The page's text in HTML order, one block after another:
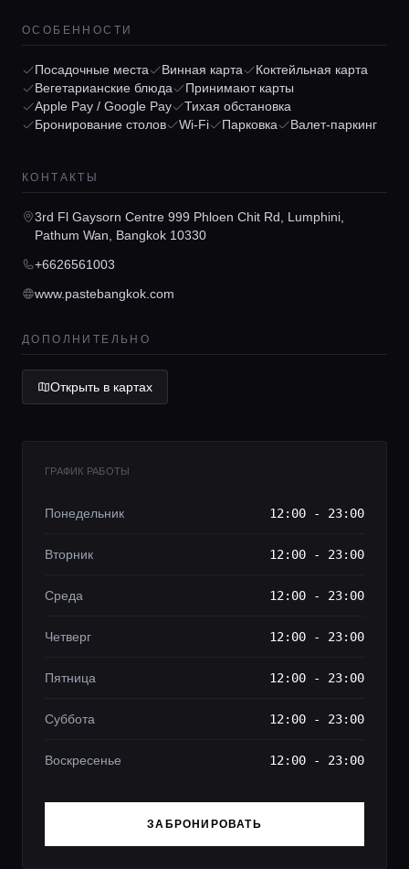
Локации
Гиды
Консьерж сервис
Lifestyle журнал
ОСОБЕННОСТИ
Посадочные места Винная карта
Коктейльная карта
Вегетарианские блюда
Принимают карты
Apple Pay / Google Pay
Тихая обстановка
Бронирование столов
Wi-Fi Парковка Валет-паркинг
КОНТАКТЫ
3rd Fl Gaysorn Centre 999 Phloen Chit Rd, Lumphini,
Pathum Wan, Bangkok 10330
+6626561003
www.pastebangkok.com
ДОПОЛНИТЕЛЬНО
Открыть в картах
ГРАФИК РАБОТЫ
Понедельник 12:00 - 23:00
Вторник 12:00 - 23:00
Среда 12:00 - 23:00
Четверг 12:00 - 23:00
Пятница 12:00 - 23:00
Суббота 12:00 - 23:00
Воскресенье 12:00 - 23:00
ЗАБРОНИРОВАТЬ